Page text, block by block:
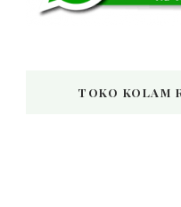
TOKO KOLAM